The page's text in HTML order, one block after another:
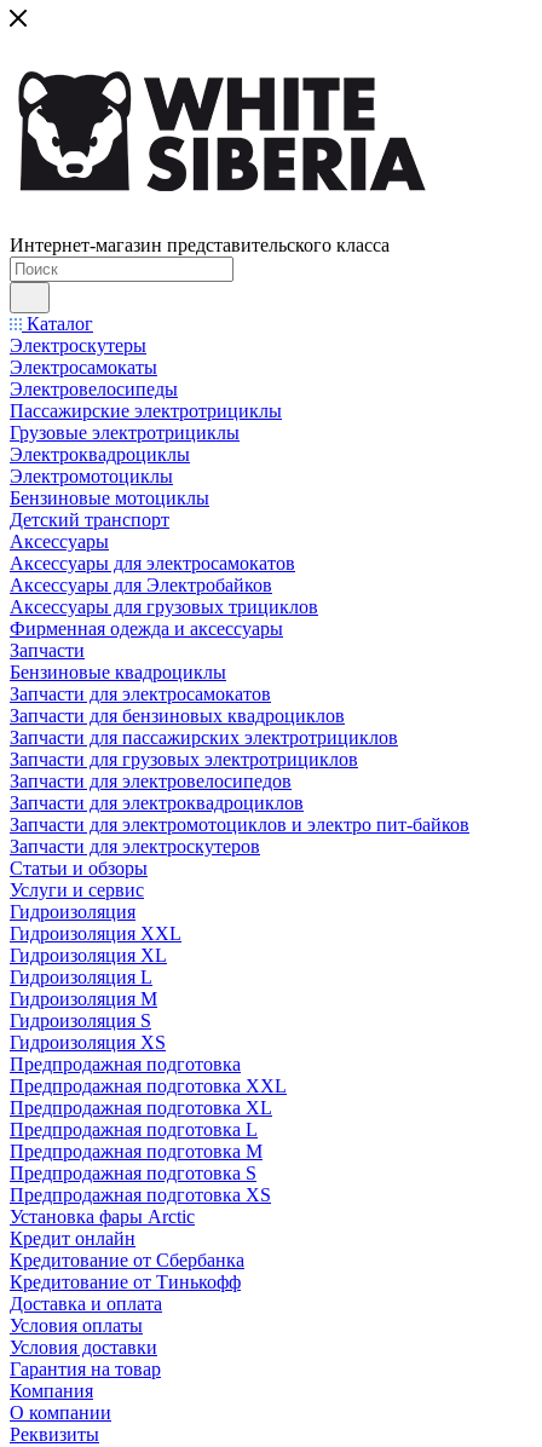
Интернет-магазин представительского класса
Каталог
Электроскутеры
Электросамокаты
Электровелосипеды
Пассажирские электротрициклы
Грузовые электротрициклы
Электроквадроциклы
Электромотоциклы
Бензиновые мотоциклы
Детский транспорт
Аксессуары
Аксессуары для электросамокатов
Аксессуары для Электробайков
Аксессуары для грузовых трициклов
Фирменная одежда и аксессуары
Запчасти
Бензиновые квадроциклы
Запчасти для электросамокатов
Запчасти для бензиновых квадроциклов
Запчасти для пассажирских электротрициклов
Запчасти для грузовых электротрициклов
Запчасти для электровелосипедов
Запчасти для электроквадроциклов
Запчасти для электромотоциклов и электро пит-байков
Запчасти для электроскутеров
Статьи и обзоры
Услуги и сервис
Гидроизоляция
Гидроизоляция XXL
Гидроизоляция XL
Гидроизоляция L
Гидроизоляция M
Гидроизоляция S
Гидроизоляция XS
Предпродажная подготовка
Предпродажная подготовка XXL
Предпродажная подготовка XL
Предпродажная подготовка L
Предпродажная подготовка M
Предпродажная подготовка S
Предпродажная подготовка XS
Установка фары Arctic
Кредит онлайн
Кредитование от Сбербанка
Кредитование от Тинькофф
Доставка и оплата
Условия оплаты
Условия доставки
Гарантия на товар
Компания
О компании
Реквизиты